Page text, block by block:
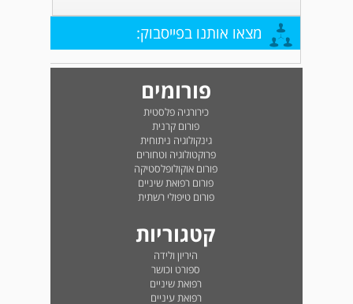
מצאו אותנו בפייסבוק:
פורומים
כירורגיה פלסטית
פורום קרנית
גינקולוגיה ניתוחית
פרוקטולוגיה וטחורים
פורום אוקולופלסטיקה
פורום רפואת שיניים
פורום טיפולי רשתית
קטגוריות
היריון ולידה
ספורט וכושר
רפואת שיניים
רפואת עיניים